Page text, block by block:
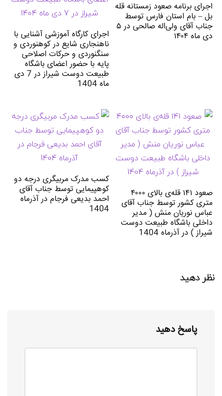
اجرای برنامه صعود زمستانه قله
بل – بام استان فارس توسط
جناب آقای ولی‌اله صالحی در ۵
دی ماه ۱۴۰۴
اجرای کارگاه آموزشی آشنایی با
ناهنجاری شایع در کوهنوردی و
سنگنوردی و حرکات اصلاحی
پایه با حضور اعضای باشگاه
طبیعت دوست شیراز در 7 دی
ماه 1404
صعود ۱۴۱ قله‌ی بالای ۴۰۰۰
متری کشور توسط جناب آقای
عباس نوریان منش ( مدیر
داخلی باشگاه طبیعت دوست
شیراز ) در آذرماه 1404
کسب مدرک مربیگری درجه دو
کوهپیمایی توسط جناب آقای
احمد بدیعی فرجام در آذرماه
1404
نظر دهید
پاسخ دهید